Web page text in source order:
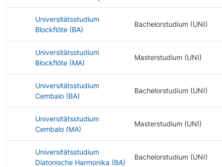
Universitätsstudium
Blockflöte (BA)
Bachelorstudium (UNI)
Universitätsstudium
Blockflöte (MA)
Masterstudium (UNI)
Universitätsstudium
Cembalo (BA)
Bachelorstudium (UNI)
Universitätsstudium
Cembalo (MA)
Masterstudium (UNI)
Universitätsstudium
Diatonische Harmonika (BA)
Bachelorstudium (UNI)